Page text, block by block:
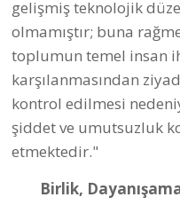
gelişmiş teknolojik
olmamıştır; buna
toplumun temel insan
karşılanmasından
kontrol edilmesi
şiddet ve umutsuzluk
etmektedir."
Birlik, Dayanışama